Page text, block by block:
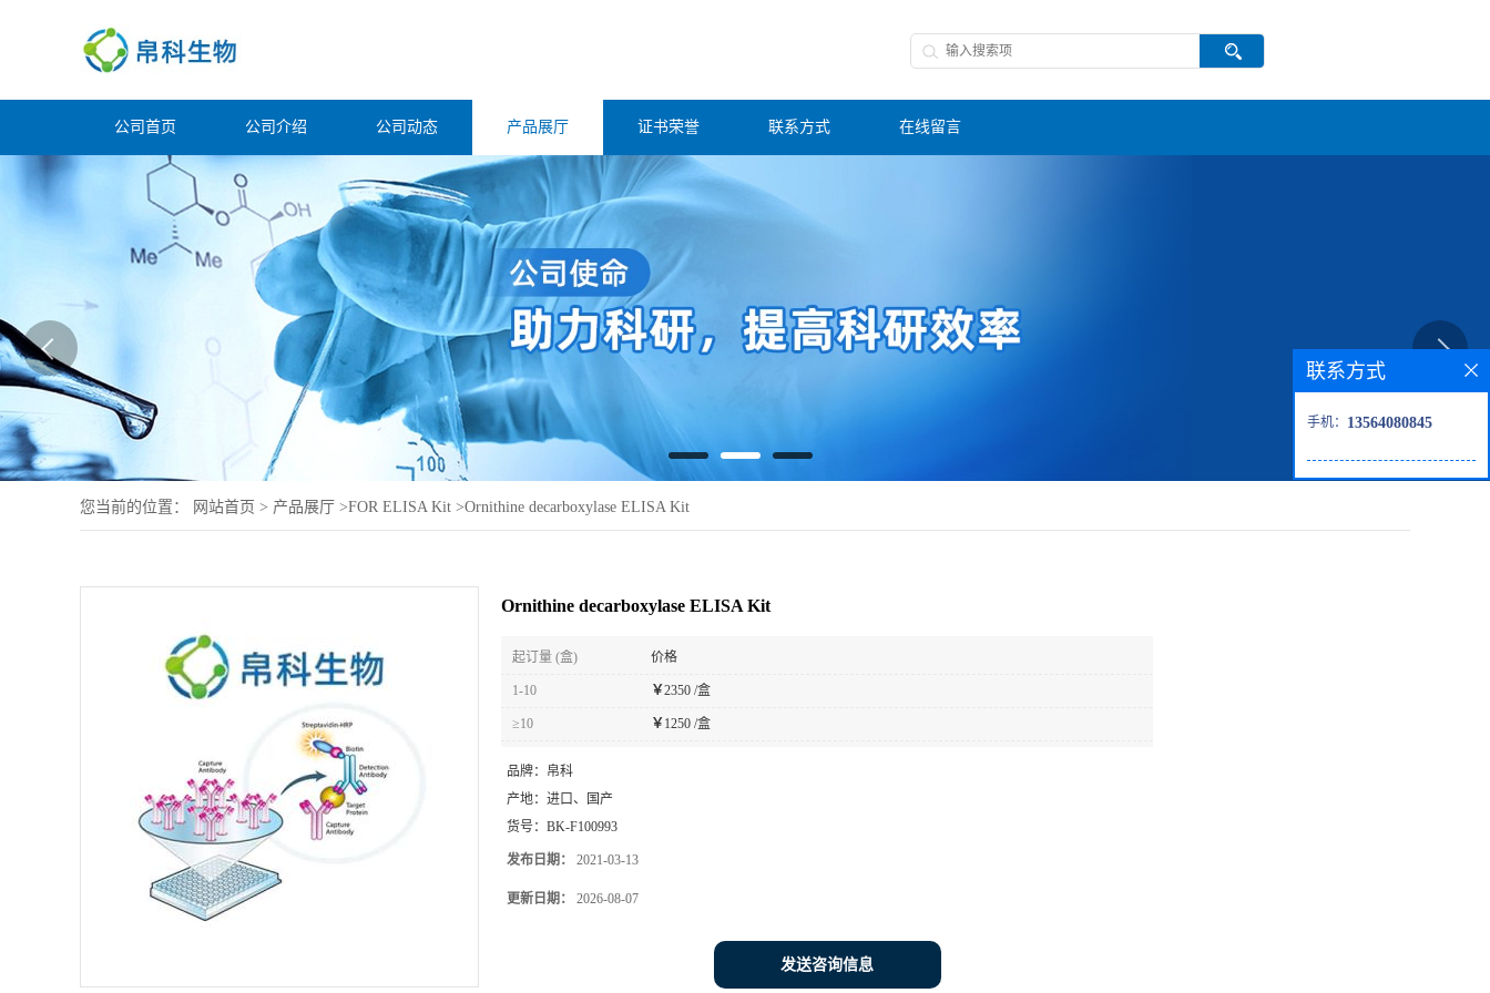
公司首页 公司介绍 公司动态 产品展厅 证书荣誉 联系方式 在线留言
您当前的位置： 网站首页 > 产品展厅 >FOR ELISA Kit >Ornithine decarboxylase ELISA Kit
Ornithine decarboxylase ELISA Kit
起订量 (盒) 价格
1-10 ￥2350 /盒
≥10 ￥1250 /盒
品牌： 帛科
产地： 进口、国产
货号： BK-F100993
发布日期： 2021-03-13
更新日期： 2026-08-07
发送咨询信息
联系方式
手机： 13564080845